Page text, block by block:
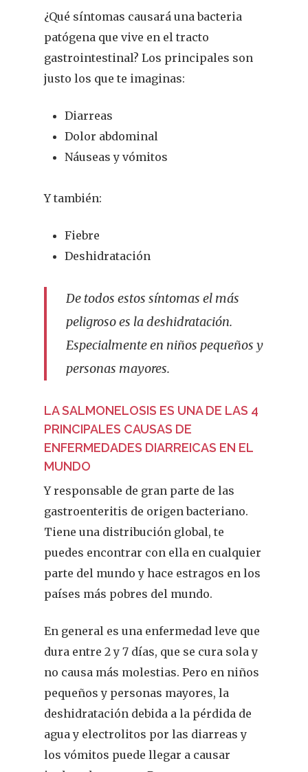
¿Qué síntomas causará una bacteria
patógena que vive en el tracto
gastrointestinal? Los principales son
justo los que te imaginas:
Diarreas
Dolor abdominal
Náuseas y vómitos
Y también:
Fiebre
Deshidratación
De todos estos síntomas el más
peligroso es la deshidratación.
Especialmente en niños pequeños y
personas mayores.
LA SALMONELOSIS ES UNA DE LAS 4
PRINCIPALES CAUSAS DE
ENFERMEDADES DIARREICAS EN EL
MUNDO
Yresponsable de gran parte de las
gastroenteritis de origen bacteriano.
Tiene una distribución global, te
puedes encontrar con ella en cualquier
parte del mundo y hace estragos en los
países más pobres del mundo.
En general es una enfermedad leve que
dura entre 2 y 7 días, que se cura sola y
no causa más molestias. Pero en niños
pequeños y personas mayores, la
deshidratación debida a la pérdida de
agua y electrolitos por las diarreas y
los vómitos puede llegar a causarFARMACÉUTICOS DE